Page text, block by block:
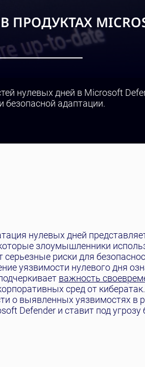
нулевых дней в Microsoft
безопасной адаптации.
нулевых дней
злоумышленники
риски для
уязвимости нулевого дня
важность
сред от
о выявленных уязвимостях в
Defender и ставит под